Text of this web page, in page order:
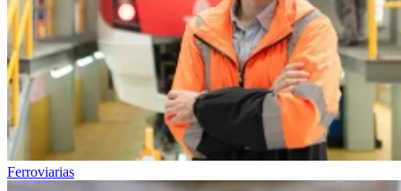
Ferroviarias